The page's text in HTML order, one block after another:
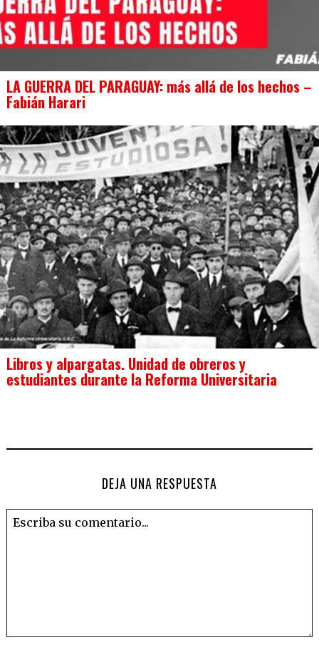
LA GUERRA DEL PARAGUAY: más allá de los hechos –
Fabián Harari
Libros y alpargatas. Unidad de obreros y
estudiantes durante la Reforma Universitaria
DEJA UNA RESPUESTA